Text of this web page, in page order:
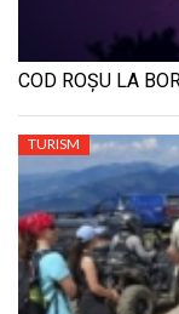
COD ROȘU LA
TURISM